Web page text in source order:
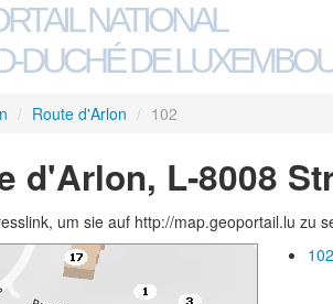
NATIONAL
DUCHÉ DE
/ Route d'Arlon / 102
d'Arlon, L-8008
um sie auf http://map.geoportail.lu zu